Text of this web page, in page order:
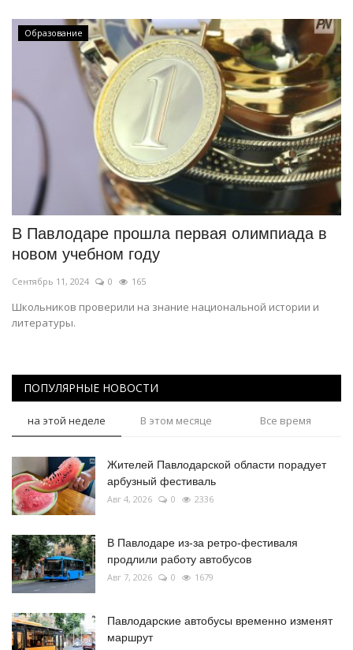
Образование
В Павлодаре прошла первая олимпиада в
новом учебном году
Сентябрь 11, 2024 0 165
Школьников проверили на знание национальной истории и
литературы.
ПОПУЛЯРНЫЕ НОВОСТИ
на этой неделе В этом месяце Все время
Жителей Павлодарской области порадует
арбузный фестиваль
Авг 4, 2026 0 2336
В Павлодаре из-за ретро-фестиваля
продлили работу автобусов
Авг 7, 2026 0 1679
Павлодарские автобусы временно изменят
маршрут